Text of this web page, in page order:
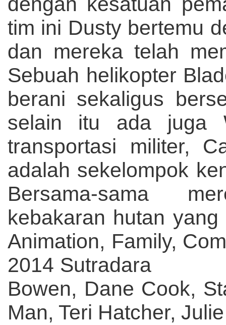
tim ini Dusty bertemu
dan mereka telah
Sebuah helikopter
berani sekaligus
selain itu ada juga
transportasi militer,
adalah sekelompok
Bersama-sama
kebakaran hutan
Animation, Family,
2014 Sutradara :
Bowen, Dane Cook,
Man, Teri Hatcher,